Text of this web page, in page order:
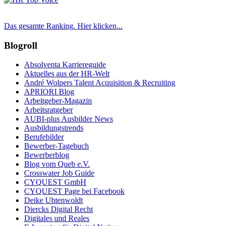
Das gesamte Ranking. Hier klicken...
Blogroll
Absolventa Karriereguide
Aktuelles aus der HR-Welt
André Wolpers Talent Acquisition & Recruiting
APRIORI Blog
Arbeitgeber-Magazin
Arbeitsratgeber
AUBI-plus Ausbilder News
Ausbildungstrends
Berufebilder
Bewerber-Tagebuch
Bewerberblog
Blog vom Queb e.V.
Crosswater Job Guide
CYQUEST GmbH
CYQUEST Page bei Facebook
Deike Uhtenwoldt
Diercks Digital Recht
Digitales und Reales